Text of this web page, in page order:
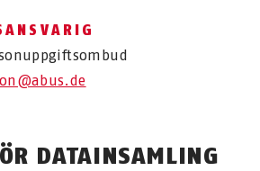
DATAINSAMLING